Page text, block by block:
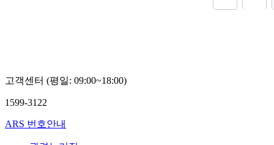
고객센터 (평일: 09:00~18:00)
1599-3122
ARS 번호안내